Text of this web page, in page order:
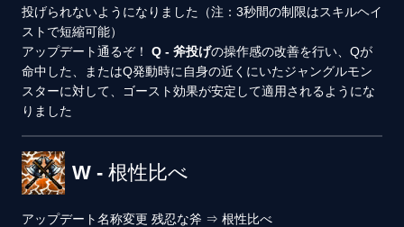
投げられないようになりました（注：3秒間の制限はスキルヘイ
ストで短縮可能）
アップデート通るぞ！ Q - 斧投げの操作感の改善を行い、Qが
命中した、またはQ発動時に自身の近くにいたジャングルモン
スターに対して、ゴースト効果が安定して適用されるようにな
りました
W - 根性比べ
アップデート名称変更 残忍な斧 ⇒ 根性比べ